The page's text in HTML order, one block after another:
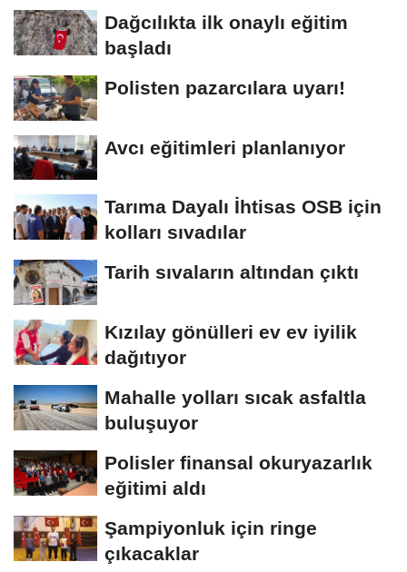
Dağcılıkta ilk onaylı eğitim
başladı
Polisten pazarcılara uyarı!
Avcı eğitimleri planlanıyor
Tarıma Dayalı İhtisas OSB için
kolları sıvadılar
Tarih sıvaların altından çıktı
Kızılay gönülleri ev ev iyilik
dağıtıyor
Mahalle yolları sıcak asfaltla
buluşuyor
Polisler finansal okuryazarlık
eğitimi aldı
Şampiyonluk için ringe
çıkacaklar